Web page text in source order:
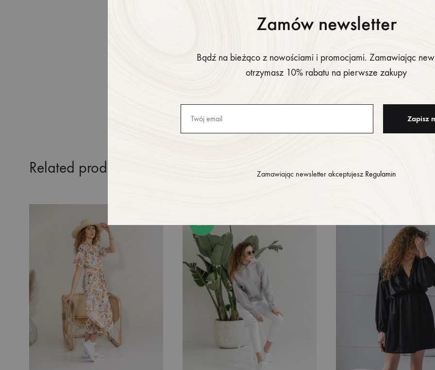
95% poliester, 5% elastan
FASON Dopasowany, Luźny
Wzrost 170cm, rozmiar ubrania
Related products
Zamów newsletter
Bądź na bieżąco z nowościami i promocjami. Zamawiając
otrzymasz 10% rabatu na pierwsze zakupy
Zamawiając newsletter akceptujesz Regulamin